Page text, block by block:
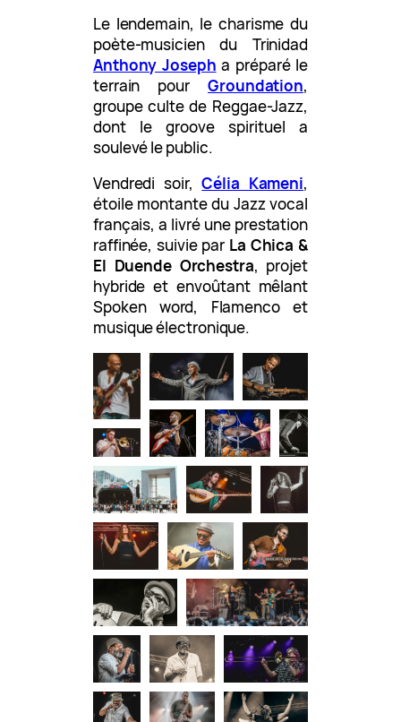
Le lendemain, le charisme du
poète-musicien du Trinidad
Anthony Joseph a préparé le
terrain pourGroundation,
groupe culte de Reggae-Jazz,
dont le groove spirituel a
soulevé le public.
Vendredi soir,Célia Kameni,
étoile montante du Jazz vocal
français, a livré une prestation
raffinée, suivie par La Chica &
El Duende Orchestra, projet
hybride et envoûtant mêlant
Spoken word, Flamenco et
musique électronique.